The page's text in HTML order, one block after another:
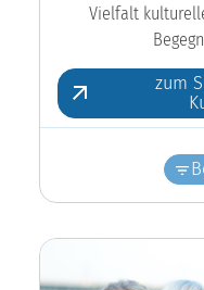
Vielfalt
zum